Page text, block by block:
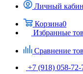
Личный
Корзина0
Избранные
Сравнение
+7 (918) 058-72-